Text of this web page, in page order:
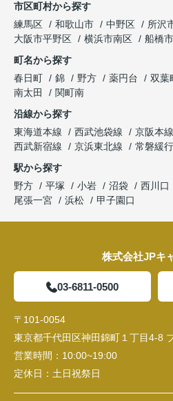
市区町村から探す
練馬区
和歌山市 中野区 所沢
大阪市平野区
横浜市南区 船橋市
町名から探す
春日町
錦 野方 薬円台 双葉
南太田
関町南
沿線から探す
東海道本線
西武池袋線 京阪本線
西武新宿線
京浜東北線 常磐緩
駅から探す
野方
平塚 小岩 沼袋 西川口
尾張一宮
浜松 甲子園口
株式会社JPキ
03-6811-0500
〒101-0054
東京都千代田区神田錦町１丁目4-8
営業時間： 10:00~19:00
定休日： 土日祝祭日